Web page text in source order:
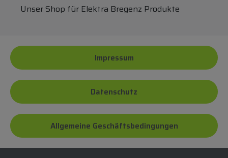
Unser Shop für Elektra Bregenz Produkte
Impressum
Datenschutz
Allgemeine Geschäftsbedingungen